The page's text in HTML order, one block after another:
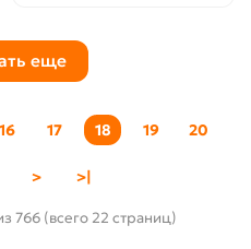
еще
16 17 18 19 20
> >|
766 (всего 22 страниц)